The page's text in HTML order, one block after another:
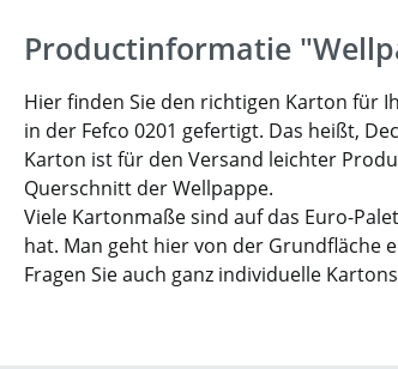
Productinformatie
Hier finden Sie den richtigen Karton für
in der Fefco 0201 gefertigt. Das heißt,
Karton ist für den Versand leichter
Querschnitt der Wellpappe.
Viele Kartonmaße sind auf das Euro-
hat. Man geht hier von der Grundfläche
Fragen Sie auch ganz individuelle